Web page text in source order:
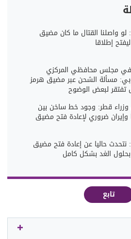
لو واصلنا القتال ما كان مضيق
إطلاقا
مجلس محافظي المركزي
مسألة الشحن عبر مضيق هرمز
تفتقر لبعض الوضوح
قطر: وجود خط ساخن بين
وإيران ضروري لإعادة فتح مضيق
نتحدث حاليا عن إعادة فتح مضيق
الغد بشكل كامل
تابع